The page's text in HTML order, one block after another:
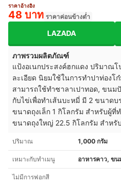
ราคาอ้างอิง
48 บาท ราคาค่อนข้างต่ำ
LAZADA
ภาพรวมผลิตภัณฑ์
แป้งอเนกประสงค์ฮกแดง ปริมาณ
ละเอียด นิยมใช้ในการทำปาท่องโ
สามารถใช้ทำซาลาเปาทอด, ขนม
กับไข่เพื่อทำเส้นบะหมี่ มี 2 ขนาดบ
ขนาดถุงเล็ก 1 กิโลกรัม สำหรับผู้ที่
ขนาดถุงใหญ่ 22.5 กิโลกรัม สำหรั
ปริมาณ 1,000 กรัม
เหมาะกับทำเมนู อาหารคาว, ขน
ไม่มีการฟอกสี